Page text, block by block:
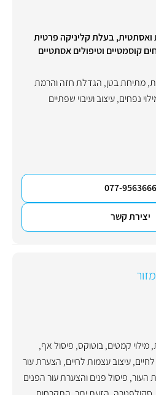
ואסתטית, בעלת קליניקה פרטית
קוסמטיים וטיפולים אסתטיים
,מתיחת בטן, הגדלת חזה והרמת
נפחים,עיצוב ועיבוי שפתיים
077-9563666
יצירת קשר
,מילוי קמטים,בוטוקס, פיסול אף,
,עיצוב עצמות לחיים, הצערת עור
העור, פיסול פנים והצערת עור הפנים